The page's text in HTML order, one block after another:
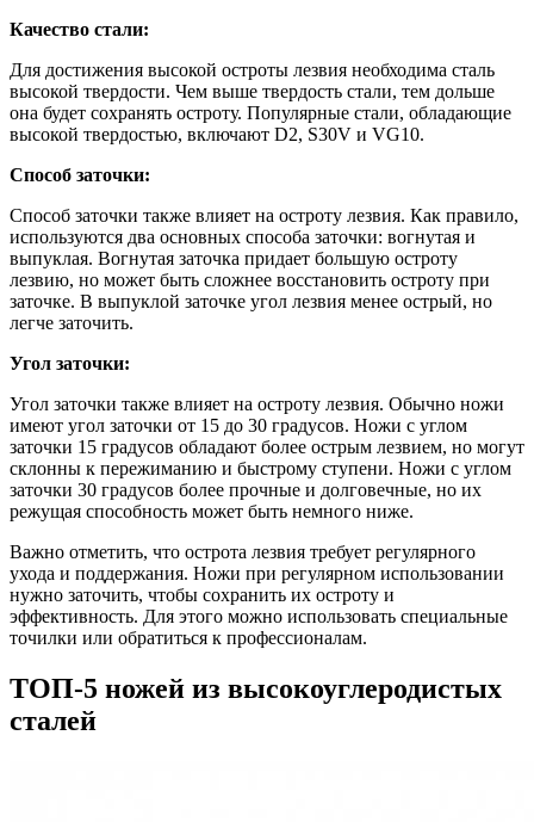
Качество стали:
Для достижения высокой остроты лезвия необходима сталь
высокой твердости. Чем выше твердость стали, тем дольше
она будет сохранять остроту. Популярные стали, обладающие
высокой твердостью, включают D2, S30V и VG10.
Способ заточки:
Способ заточки также влияет на остроту лезвия. Как правило,
используются два основных способа заточки: вогнутая и
выпуклая. Вогнутая заточка придает большую остроту
лезвию, но может быть сложнее восстановить остроту при
заточке. В выпуклой заточке угол лезвия менее острый, но
легче заточить.
Угол заточки:
Угол заточки также влияет на остроту лезвия. Обычно ножи
имеют угол заточки от 15 до 30 градусов. Ножи с углом
заточки 15 градусов обладают более острым лезвием, но могут
склонны к пережиманию и быстрому ступени. Ножи с углом
заточки 30 градусов более прочные и долговечные, но их
режущая способность может быть немного ниже.
Важно отметить, что острота лезвия требует регулярного
ухода и поддержания. Ножи при регулярном использовании
нужно заточить, чтобы сохранить их остроту и
эффективность. Для этого можно использовать специальные
точилки или обратиться к профессионалам.
ТОП-5 ножей из высокоуглеродистых
сталей